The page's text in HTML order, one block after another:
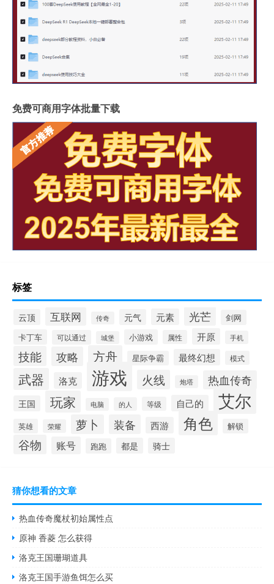
免费可商用字体批量下载
标签
云顶 互联网 传奇 元气 元素 光芒
剑网
卡丁车
可以通过 城堡 小游戏 属性 开原 手机
技能 攻略 方舟 星际争霸 最终幻想 模式
武器 洛克 游戏 火线 炮塔 热血传奇
王国 玩家 电脑 的人 等级 自己的 艾尔
英雄 荣耀 萝卜 装备 西游 角色 解锁
谷物 账号 跑跑 都是 骑士
猜你想看的文章
热血传奇魔杖初始属性点
原神 香菱 怎么获得
洛克王国珊瑚道具
洛克王国手游鱼饵怎么买